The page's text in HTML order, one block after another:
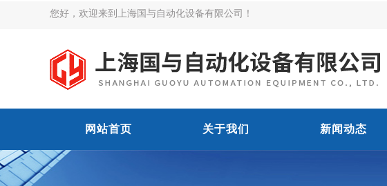
您好，欢迎来到上海国与自动化设备有限公司！
网站首页 关于我们 新闻动态